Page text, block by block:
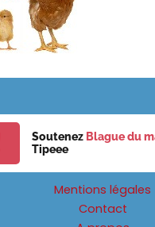
Soutenez Blague du
Tipeee
Mentions légales
Contact